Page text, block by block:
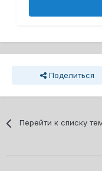
Поделиться
Перейти к списку